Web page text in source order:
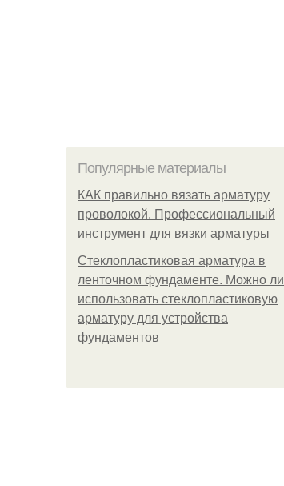
Популярные материалы
КАК правильно вязать арматуру
проволокой. Профессиональный
инструмент для вязки арматуры
Стеклопластиковая арматура в
ленточном фундаменте. Можно ли
использовать стеклопластиковую
арматуру для устройства
фундаментов